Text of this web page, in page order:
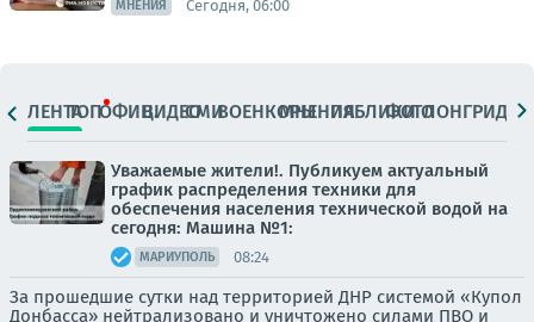
МНЕНИЯ Сегодня, 06:00
ЛЕНТАТОПОФИЦ.ВИДЕОСМИВОЕНКОРЫМНЕНИЯПАБЛИКИ
ФОТОЛОНГРИДЫ
Уважаемые жители!. Публикуем актуальный
график распределения техники для
обеспечения населения технической водой на
сегодня: Машина №1:
МАРИУПОЛЬ 08:24
За прошедшие сутки над территорией ДНР системой «Купол
Донбасса» нейтрализовано и уничтожено силами ПВО и